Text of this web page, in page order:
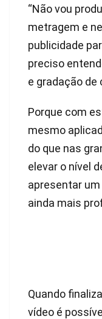
“Não vou
metragem e
publicidade
preciso
e gradação de
Porque com
mesmo
do que nas
elevar o nível
apresentar
ainda mais
Quando
vídeo é